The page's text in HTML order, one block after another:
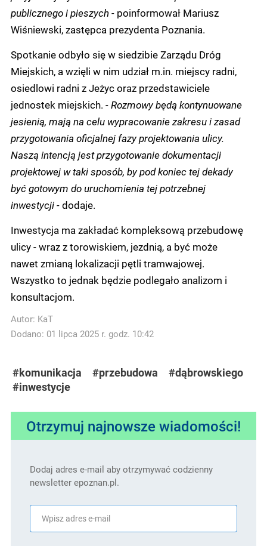
publicznego i pieszych - poinformował Mariusz
Wiśniewski, zastępca prezydenta Poznania.
Spotkanie odbyło się w siedzibie Zarządu Dróg
Miejskich, a wzięli w nim udział m.in. miejscy radni,
osiedlowi radni z Jeżyc oraz przedstawiciele
jednostek miejskich. - Rozmowy będą kontynuowane
jesienią, mają na celu wypracowanie zakresu i zasad
przygotowania oficjalnej fazy projektowania ulicy.
Naszą intencją jest przygotowanie dokumentacji
projektowej w taki sposób, by pod koniec tej dekady
być gotowym do uruchomienia tej potrzebnej
inwestycji -dodaje.
Inwestycja ma zakładać kompleksową przebudowę
ulicy - wraz z torowiskiem, jezdnią, a być może
nawet zmianą lokalizacji pętli tramwajowej.
Wszystko to jednak będzie podlegało analizom i
konsultacjom.
Autor: KaT
Dodano: 01 lipca 2025 r. godz. 10:42
#komunikacja #przebudowa
#dąbrowskiego
#inwestycje
Otrzymuj najnowsze wiadomości!
Dodaj adres e-mail aby otrzymywać codzienny
newsletter epoznan.pl.